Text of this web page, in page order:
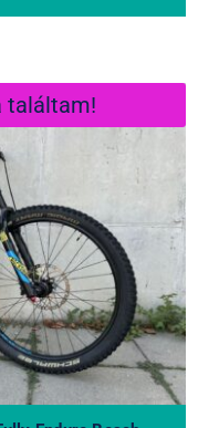
találtam!
LT2 Fully
Line CX/